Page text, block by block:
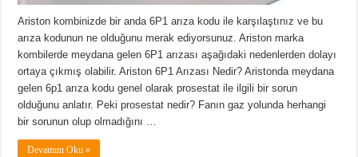
Ariston kombinizde bir anda 6P1 arıza kodu ile karşılaştınız ve bu
arıza kodunun ne olduğunu merak ediyorsunuz. Ariston marka
kombilerde meydana gelen 6P1 arızası aşağıdaki nedenlerden dolayı
ortaya çıkmış olabilir. Ariston 6P1 Arızası Nedir? Aristonda meydana
gelen 6p1 arıza kodu genel olarak prosestat ile ilgili bir sorun
olduğunu anlatır. Peki prosestat nedir? Fanın gaz yolunda herhangi
bir sorunun olup olmadığını …
Devamını Oku »